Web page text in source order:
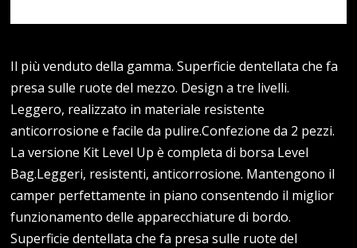
Il più venduto della gamma. Superficie dentellata che fa
presa sulle ruote del mezzo. Design a tre livelli.
Leggero, realizzato in materiale resistente
anticorrosione e facile da pulire.Confezione da 2 pezzi.
La versione Kit Level Up è completa di borsa Level
Bag.Leggeri, resistenti, anticorrosione. Mantengono il
camper perfettamente in piano consentendo il miglior
funzionamento delle apparecchiature di bordo.
Superficie dentellata che fa presa sulle ruote del